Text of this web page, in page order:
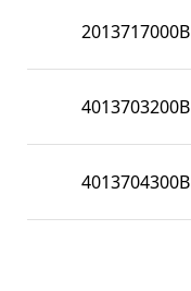
2013717000B
4013703200B
4013704300B